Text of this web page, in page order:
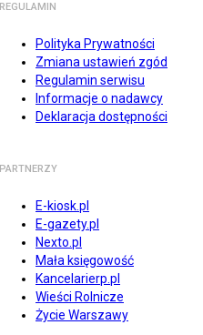
REGULAMIN
Polityka Prywatności
Zmiana ustawień zgód
Regulamin serwisu
Informacje o nadawcy
Deklaracja dostępności
PARTNERZY
E-kiosk.pl
E-gazety.pl
Nexto.pl
Mała księgowość
Kancelarierp.pl
Wieści Rolnicze
Życie Warszawy